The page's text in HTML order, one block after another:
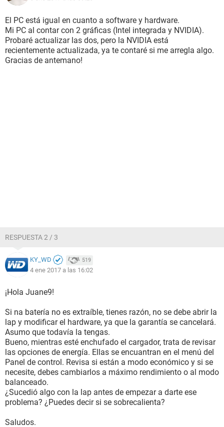
El PC está igual en cuanto a software y hardware.
Mi PC al contar con 2 gráficas (Intel integrada y NVIDIA).
Probaré actualizar las dos, pero la NVIDIA está
recientemente actualizada, ya te contaré si me arregla algo.
Gracias de antemano!
RESPUESTA 2 / 3
KY_WD 519
4 ene 2017 a las 16:02
¡Hola Juane9!
Si na batería no es extraíble, tienes razón, no se debe abrir la
lap y modificar el hardware, ya que la garantía se cancelará.
Asumo que todavía la tengas.
Bueno, mientras esté enchufado el cargador, trata de revisar
las opciones de energía. Ellas se encuantran en el menú del
Panel de control. Revisa si están a modo económico y si se
necesite, debes cambiarlos a máximo rendimiento o al modo
balanceado.
¿Sucedió algo con la lap antes de empezar a darte ese
problema? ¿Puedes decir si se sobrecalienta?
Saludos.